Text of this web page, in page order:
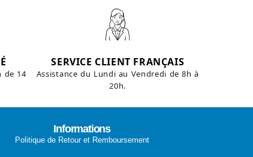
de 14
SERVICE CLIENT FRANÇAIS
Assistance du Lundi au Vendredi de 8h à
20h.
Informations
Politique de Retour et Remboursement